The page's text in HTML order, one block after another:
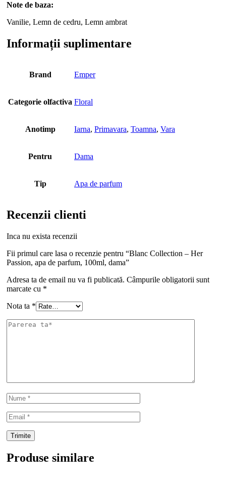
Note de baza:
Vanilie, Lemn de cedru, Lemn ambrat
Informații suplimentare
Brand Emper
Categorie olfactiva Floral
Anotimp Iarna, Primavara, Toamna, Vara
Pentru Dama
Tip Apa de parfum
Recenzii clienti
Inca nu exista recenzii
Fii primul care lasa o recenzie pentru “Blanc Collection – Her
Passion, apa de parfum, 100ml, dama”
Adresa ta de email nu va fi publicată. Câmpurile obligatorii sunt
marcate cu *
Nota ta *
Produse similare